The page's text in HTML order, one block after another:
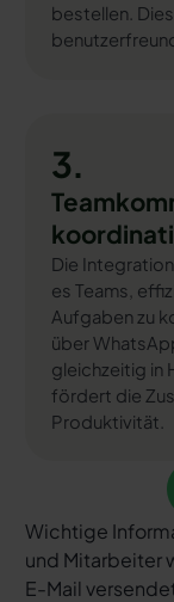
bestellen.
3.
Die
es Teams,
Aufgaben zu
über
gleichzeitig in
fördert die
Produktivität.
Wichtige
und Mitarbeiter
E-Mail